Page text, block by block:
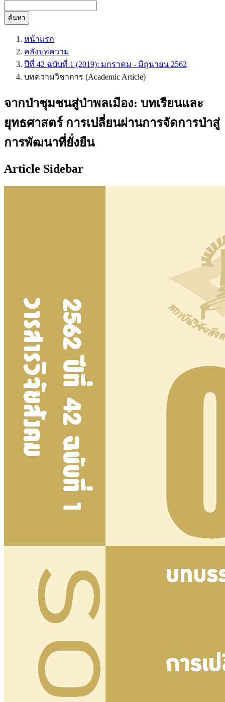
ค้นหา
หน้าแรก
คลังบทความ
ปีที่ 42 ฉบับที่ 1 (2019): มกราคม - มิถุนายน 2562
บทความวิชาการ (Academic Article)
จากป่าชุมชนสู่ป่าพลเมือง: บทเรียนและ
ยุทธศาสตร์ การเปลี่ยนผ่านการจัดการป่าสู่
การพัฒนาที่ยั่งยืน
Article Sidebar